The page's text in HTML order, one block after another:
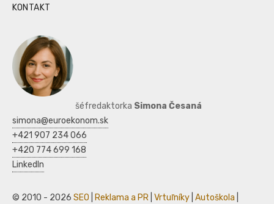
KONTAKT
šéfredaktorka Simona Česaná
simona@euroekonom.sk
+421 907 234 066
+420 774 699 168
LinkedIn
© 2010 - 2026 SEO Reklama a PR Vrtuľníky Autoškola